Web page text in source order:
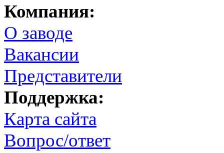
Компания:
О заводе
Вакансии
Представители
Поддержка:
Карта сайта
Вопрос/ответ